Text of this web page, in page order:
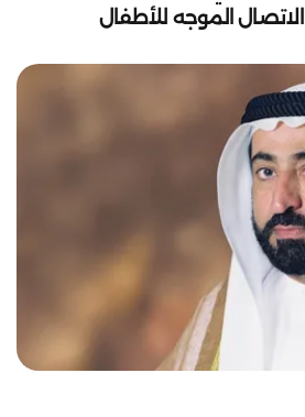
الاتصال الموجه للأطفال